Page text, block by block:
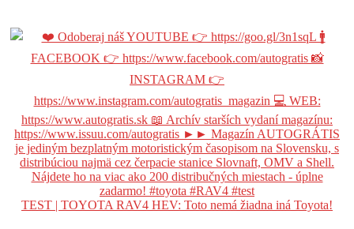
TEST | TOYOTA RAV4 HEV: Toto nemá žiadna iná Toyota!